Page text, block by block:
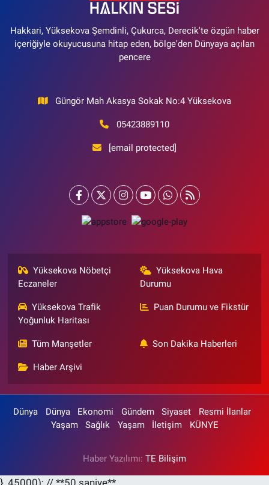
Hakkari, Yüksekova Şemdinli, Çukurca, Derecik'te özgün haber
içeriğiyle okuyucusuna hitap eden, bölge'den Dünyaya açılan
pencere
Güngör Mah Akasya Sokak No:4 Yüksekova
05423889110
[email protected]
Yüksekova Nöbetçi
Eczaneler
Yüksekova Hava
Durumu
Yüksekova Trafik
Yoğunluk Haritası
Puan Durumu ve Fikstür
Tüm Manşetler Son Dakika Haberleri
Haber Arşivi
Dünya Dünya Ekonomi Gündem Siyaset
Resmi İlanlar
Yaşam
Sağlık Yaşam İletişim KÜNYE
Haber Yazılımı: TE Bilişim